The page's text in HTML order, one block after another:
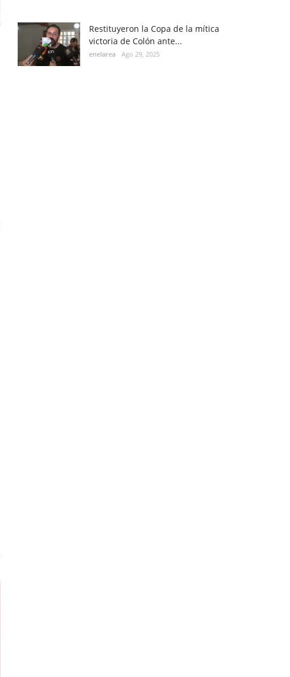
Restituyeron la Copa de la mítica
victoria de Colón ante...
enelarea Ago 29, 2025